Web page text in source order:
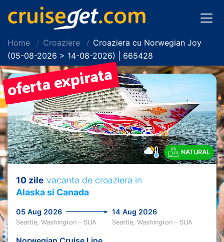
Home Croaziere
Croaziera cu Norwegian Joy
(05-08-2026 > 14-08-2026) | 665428
NATURAL
10 zile vacanta de croaziera in
Alaska si Canada
05 Aug 2026 14 Aug 2026
Seattle, Washington - SUA Seattle, Washington - SUA